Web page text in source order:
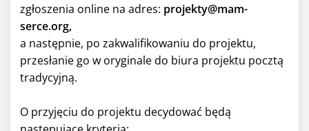
zgłoszenia online na adres: projekty@mam-
serce.org,
a następnie, po zakwalifikowaniu do projektu,
przesłanie go w oryginale do biura projektu pocztą
tradycyjną.
O przyjęciu do projektu decydować będą